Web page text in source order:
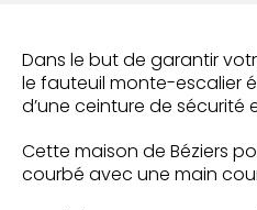
Dans le but de garantir
le fauteuil monte-escalier
d’une ceinture de sécurité
Cette maison de Béziers
courbé avec une main